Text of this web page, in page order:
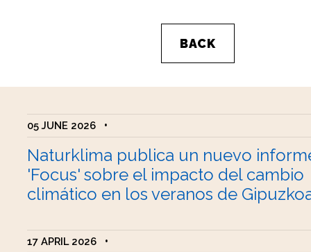
BACK
05 JUNE 2026 •
Naturklima publica un nuevo
'Focus' sobre el impacto del cambio
climático en los veranos de
17 APRIL 2026 •